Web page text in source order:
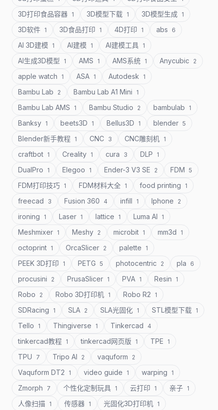
3D打印食品容器 1 3D模型下载 1 3D模型生成 1
3D软件 1 3D食品打印 1 4D打印 1 abs 6
AI 3D建模 1 AI建模 1 AI建模工具 1
AI生成3D模型 1 AMS 1 AMS系统 1 Anycubic 2
apple watch 1 ASA 1 Autodesk 1
Bambu Lab 2 Bambu Lab A1 Mini 1
Bambu Lab AMS 1 Bambu Studio 2 bambulab 1
Banksy 1 beets3D 1 Bellus3D 1 blender 5
Blender新手教程 1 CNC 3 CNC雕刻机 1
craftbot 1 Creality 1 cura 3 DLP 1
DualPro 1 Elegoo 1 Ender-3 V3 SE 2 FDM 5
FDM打印技巧 1 FDM材料大全 1 food printing 1
freecad 3 Fusion 360 4 infill 1 Iphone 2
ironing 1 Laser 1 lattice 1 Luma AI 1
Meshmixer 1 Meshy 2 microbit 1 mm3d 1
octoprint 1 OrcaSlicer 2 palette 1
PEEK 3D打印 1 PETG 5 photocentric 2 pla 6
procusini 2 PrusaSlicer 1 PVA 1 Resin 1
Robo 2 Robo 3D打印机 1 Robo R2 1
SDRacing 1 SLA 2 SLA光固化 1 STL模型下载 1
Tello 1 Thingiverse 1 Tinkercad 4
tinkercad教程 1 tinkercad网页版 1 TPE 1
TPU 7 Tripo AI 2 vaquform 2
Vaquform DT2 1 video guide 1 warping 1
Zmorph 7 个性化定制玩具 1 云打印 1 亲子 1
人像扫描 1 传感器 1 光固化3D打印机 1